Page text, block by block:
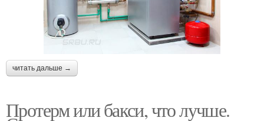
читать дальше →
Протерм или бакси, что лучше.